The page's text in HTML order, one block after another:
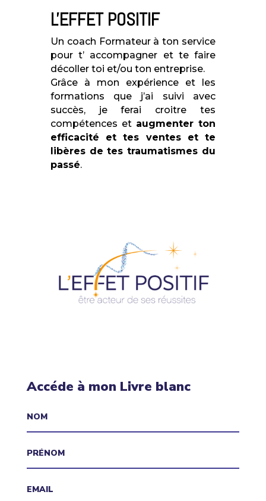
L'EFFET POSITIF
Un coach Formateur à ton service
pour t’ accompagner et te faire
décoller toi et/ou ton entreprise.
Grâce à mon expérience et les
formations que j’ai suivi avec
succès, je ferai croitre tes
compétences et augmenter ton
efficacité et tes ventes et te
libères de tes traumatismes du
passé.
Accéde à mon Livre blanc